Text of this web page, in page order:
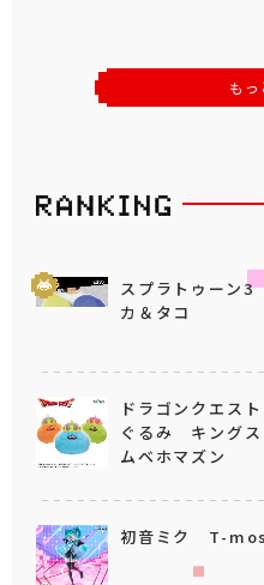
も
スプラトゥーン
カ＆タコ
ドラゴンクエス
ぐるみ キングス
ムベホマズン
初音ミク T-